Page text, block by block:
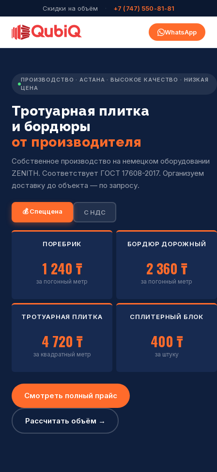
Скидки на объём · +7 (747) 550-81-81
WhatsApp
ПРОИЗВОДСТВО · АСТАНА · ВЫСОКОЕ КАЧЕСТВО · НИЗКАЯ
ЦЕНА
Тротуарная плитка
и бордюры
от производителя
Собственное производство на немецком оборудовании
ZENITH. Соответствует ГОСТ 17608-2017. Организуем
доставку до объекта — по запросу.
💰 Спеццена С НДС
ПОРЕБРИК
1 240 ₸
за погонный метр
БОРДЮР ДОРОЖНЫЙ
2 360 ₸
за погонный метр
ТРОТУАРНАЯ ПЛИТКА
4 720 ₸
за квадратный метр
СПЛИТЕРНЫЙ БЛОК
400 ₸
за штуку
Смотреть полный прайс
Рассчитать объём →